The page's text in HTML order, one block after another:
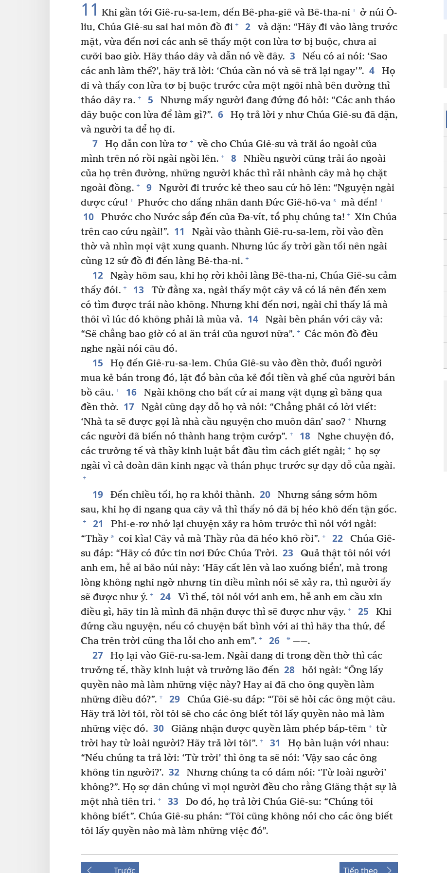
11 Khi gần tới Giê-ru-sa-lem, đến Bê-pha-giê và Bê-tha-ni + ở núi Ô-
liu, Chúa Giê-su sai hai môn đồ đi + 2
và dặn: “Hãy đi vào làng trước
mặt, vừa đến nơi các anh sẽ thấy một con lừa tơ bị buộc, chưa ai
cưỡi bao giờ. Hãy tháo dây và dẫn nó về đây. 3
Nếu có ai nói: ‘Sao
các anh làm thế?’, hãy trả lời: ‘Chúa cần nó và sẽ trả lại ngay’”. 4
Họ
đi và thấy con lừa tơ bị buộc trước cửa một ngôi nhà bên đường thì
tháo dây ra. + 5
Nhưng mấy người đang đứng đó hỏi: “Các anh tháo
dây buộc con lừa để làm gì?”. 6
Họ trả lời y như Chúa Giê-su đã dặn,
và người ta để họ đi.
7 Họ dẫn con lừa tơ + về cho Chúa Giê-su và trải áo ngoài của
mình trên nó rồi ngài ngồi lên. + 8
Nhiều người cũng trải áo ngoài
của họ trên đường, những người khác thì rải nhành cây mà họ chặt
ngoài đồng. + 9
Người đi trước kẻ theo sau cứ hô lên: “Nguyện ngài
được cứu! + Phước cho đấng nhân danh Đức Giê-hô-va* mà đến! +
10 Phước cho Nước sắp đến của Đa-vít, tổ phụ chúng ta! + Xin Chúa
trên cao cứu ngài!”. 11
Ngài vào thành Giê-ru-sa-lem, rồi vào đền
thờ và nhìn mọi vật xung quanh. Nhưng lúc ấy trời gần tối nên ngài
cùng 12 sứ đồ đi đến làng Bê-tha-ni. +
12
Ngày hôm sau, khi họ rời khỏi làng Bê-tha-ni, Chúa Giê-su cảm
thấy đói. + 13
Từ đằng xa, ngài thấy một cây vả có lá nên đến xem
có tìm được trái nào không. Nhưng khi đến nơi, ngài chỉ thấy lá mà
thôi vì lúc đó không phải là mùa vả. 14
Ngài bèn phán với cây vả:
“Sẽ chẳng bao giờ có ai ăn trái của ngươi nữa”. + Các môn đồ đều
nghe ngài nói câu đó.
15
Họ đến Giê-ru-sa-lem. Chúa Giê-su vào đền thờ, đuổi người
mua kẻ bán trong đó, lật đổ bàn của kẻ đổi tiền và ghế của người bán
bồ câu. + 16
Ngài không cho bất cứ ai mang vật dụng gì băng qua
đền thờ. 17
Ngài cũng dạy dỗ họ và nói: “Chẳng phải có lời viết:
‘Nhà ta sẽ được gọi là nhà cầu nguyện cho muôn dân’ sao? + Nhưng
các người đã biến nó thành hang trộm cướp”. + 18
Nghe chuyện đó,
các trưởng tế và thầy kinh luật bắt đầu tìm cách giết ngài; + họ sợ
ngài vì cả đoàn dân kinh ngạc và thán phục trước sự dạy dỗ của ngài.
+
19 Đến chiều tối, họ ra khỏi thành. 20
Nhưng sáng sớm hôm
sau, khi họ đi ngang qua cây vả thì thấy nó đã bị héo khô đến tận gốc.
+ 21
Phi-e-rơ nhớ lại chuyện xảy ra hôm trước thì nói với ngài:
“Thầy* coi kìa! Cây vả mà Thầy rủa đã héo khô rồi”. + 22
Chúa Giê-
su đáp: “Hãy có đức tin nơi Đức Chúa Trời. 23
Quả thật tôi nói với
anh em, hễ ai bảo núi này: ‘Hãy cất lên và lao xuống biển’, mà trong
lòng không nghi ngờ nhưng tin điều mình nói sẽ xảy ra, thì người ấy
sẽ được như ý. + 24
Vì thế, tôi nói với anh em, hễ anh em cầu xin
điều gì, hãy tin là mình đã nhận được thì sẽ được như vậy. + 25
Khi
đứng cầu nguyện, nếu có chuyện bất bình với ai thì hãy tha thứ, để
Cha trên trời cũng tha lỗi cho anh em”. + 26 *——.
27
Họ lại vào Giê-ru-sa-lem. Ngài đang đi trong đền thờ thì các
trưởng tế, thầy kinh luật và trưởng lão đến 28
hỏi ngài: “Ông lấy
quyền nào mà làm những việc này? Hay ai đã cho ông quyền làm
những điều đó?”. + 29
Chúa Giê-su đáp: “Tôi sẽ hỏi các ông một câu.
Hãy trả lời tôi, rồi tôi sẽ cho các ông biết tôi lấy quyền nào mà làm
những việc đó. 30 Giăng nhận được quyền làm phép báp-têm + từ
trời hay từ loài người? Hãy trả lời tôi”. + 31
Họ bàn luận với nhau:
“Nếu chúng ta trả lời: ‘Từ trời’ thì ông ta sẽ nói: ‘Vậy sao các ông
không tin người?’. 32
Nhưng chúng ta có dám nói: ‘Từ loài người’
không?”. Họ sợ dân chúng vì mọi người đều cho rằng Giăng thật sự là
một nhà tiên tri. + 33
Do đó, họ trả lời Chúa Giê-su: “Chúng tôi
không biết”. Chúa Giê-su phán: “Tôi cũng không nói cho các ông biết
tôi lấy quyền nào mà làm những việc đó”.
Trước Tiếp theo